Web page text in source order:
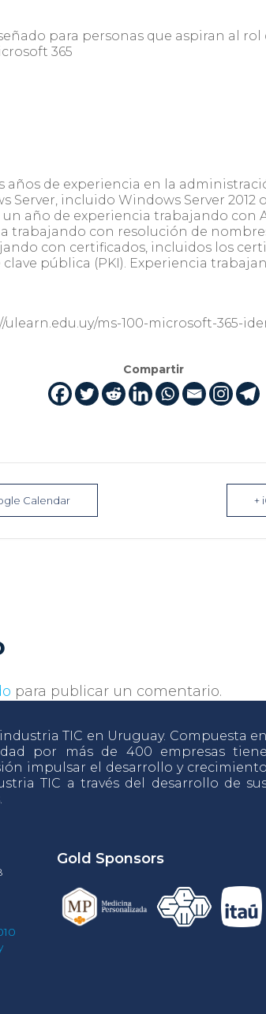
para personas que aspiran al
365
años de experiencia en la
Server, incluido Windows Server 2012
un año de experiencia trabajando con
trabajando con resolución de
con certificados, incluidos los
pública (PKI). Experiencia
ms-100-microsoft-365-
Compartir
Calendar +
para publicar un comentario.
TIC en Uruguay. Compuesta en
por más de 400 empresas tiene
impulsar el desarrollo y crecimiento
TIC a través del desarrollo de
Gold Sponsors